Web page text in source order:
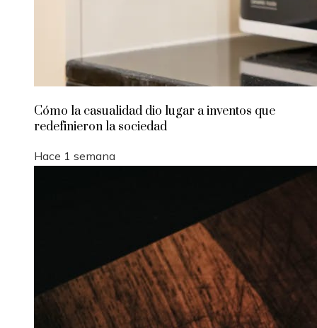
Cómo la casualidad dio lugar a inventos que
redefinieron la sociedad
Hace 1 semana